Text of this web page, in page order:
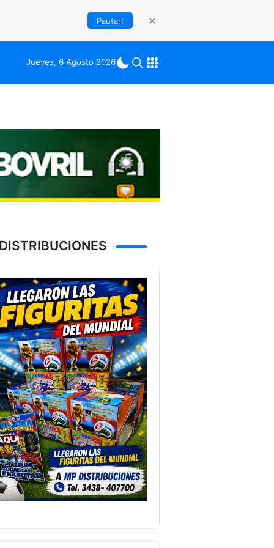
Pautar!
Jueves, 6 Agosto 2026